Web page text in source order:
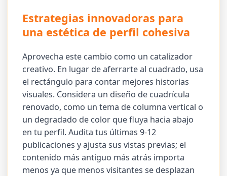
Estrategias innovadoras para
una estética de perfil cohesiva
Aprovecha este cambio como un catalizador
creativo. En lugar de aferrarte al cuadrado, usa
el rectángulo para contar mejores historias
visuales. Considera un diseño de cuadrícula
renovado, como un tema de columna vertical o
un degradado de color que fluya hacia abajo
en tu perfil. Audita tus últimas 9-12
publicaciones y ajusta sus vistas previas; el
contenido más antiguo más atrás importa
menos ya que menos visitantes se desplazan